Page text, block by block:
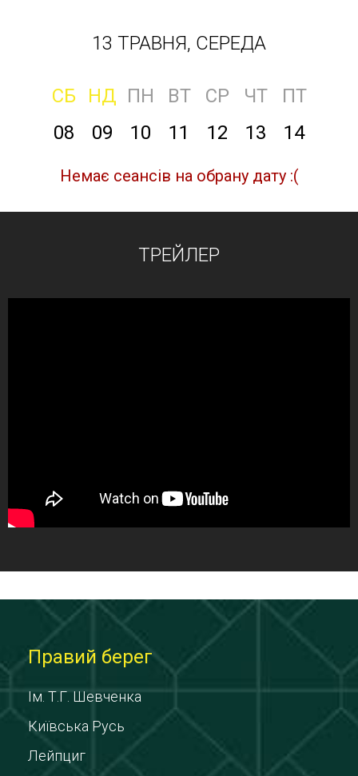
13 ТРАВНЯ, СЕРЕДА
СБ НД ПН ВТ СР ЧТ
ПТ
08
09 10 11 12 13 14
Немає сеансів на обрану дату :(
ТРЕЙЛЕР
Правий берег
Ім. Т.Г. Шевченка
Київська Русь
Лейпциг